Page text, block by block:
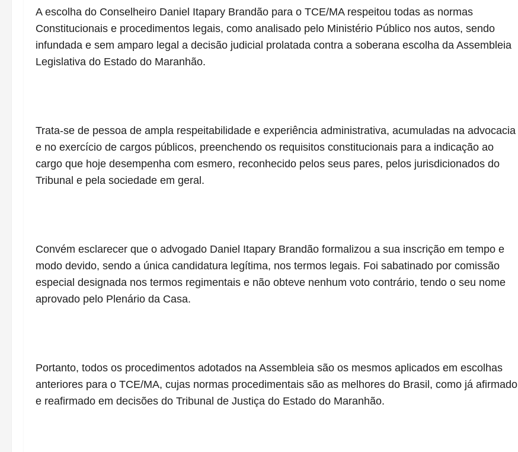
A escolha do Conselheiro Daniel Itapary Brandão para o TCE/MA respeitou todas as normas
Constitucionais e procedimentos legais, como analisado pelo Ministério Público nos autos, sendo
infundada e sem amparo legal a decisão judicial prolatada contra a soberana escolha da Assembleia
Legislativa do Estado do Maranhão.
Trata-se de pessoa de ampla respeitabilidade e experiência administrativa, acumuladas na advocacia
e no exercício de cargos públicos, preenchendo os requisitos constitucionais para a indicação ao
cargo que hoje desempenha com esmero, reconhecido pelos seus pares, pelos jurisdicionados do
Tribunal e pela sociedade em geral.
Convém esclarecer que o advogado Daniel Itapary Brandão formalizou a sua inscrição em tempo e
modo devido, sendo a única candidatura legítima, nos termos legais. Foi sabatinado por comissão
especial designada nos termos regimentais e não obteve nenhum voto contrário, tendo o seu nome
aprovado pelo Plenário da Casa.
Portanto, todos os procedimentos adotados na Assembleia são os mesmos aplicados em escolhas
anteriores para o TCE/MA, cujas normas procedimentais são as melhores do Brasil, como já afirmado
e reafirmado em decisões do Tribunal de Justiça do Estado do Maranhão.